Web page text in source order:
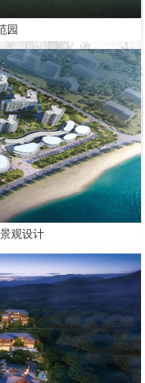
园
观设计